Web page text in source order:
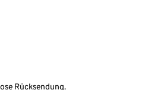
Rücksendung.